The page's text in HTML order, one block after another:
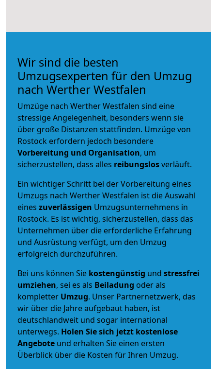
Wir sind die besten
Umzugsexperten für den Umzug
nach Werther Westfalen
Umzüge nach Werther Westfalen sind eine
stressige Angelegenheit, besonders wenn sie
über große Distanzen stattfinden. Umzüge von
Rostock erfordern jedoch besondere
Vorbereitung und Organisation, um
sicherzustellen, dass alles reibungslosverläuft.
Ein wichtiger Schritt bei der Vorbereitung eines
Umzugs nach Werther Westfalen ist die Auswahl
eines zuverlässigen Umzugsunternehmens in
Rostock. Es ist wichtig, sicherzustellen, dass das
Unternehmen über die erforderliche Erfahrung
und Ausrüstung verfügt, um den Umzug
erfolgreich durchzuführen.
Bei uns können Sie kostengünstig und stressfrei
umziehen, sei es als Beiladung oder als
kompletter Umzug. Unser Partnernetzwerk, das
wir über die Jahre aufgebaut haben, ist
deutschlandweit und sogar international
unterwegs. Holen Sie sich jetzt kostenlose
Angebote und erhalten Sie einen ersten
Überblick über die Kosten für Ihren Umzug.